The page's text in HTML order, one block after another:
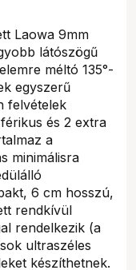
Laowa 9mm
látószögű
méltó 135°-
egyszerű
felvételek
és 2 extra
a
minimálisra
6 cm hosszú,
rendkívül
rendelkezik (a
ultraszéles
készíthetnek.